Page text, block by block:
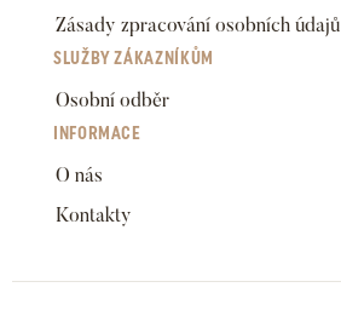
Zásady zpracování osobních údajů
SLUŽBY ZÁKAZNÍKŮM
Osobní odběr
INFORMACE
O nás
Kontakty